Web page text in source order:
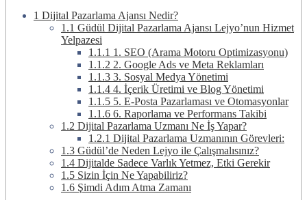
1 Dijital Pazarlama Ajansı Nedir?
1.1 Güdül Dijital Pazarlama Ajansı Lejyo’nun Hizmet
Yelpazesi
1.1.1 1. SEO (Arama Motoru Optimizasyonu)
1.1.2 2. Google Ads ve Meta Reklamları
1.1.3 3. Sosyal Medya Yönetimi
1.1.4 4. İçerik Üretimi ve Blog Yönetimi
1.1.5 5. E-Posta Pazarlaması ve Otomasyonlar
1.1.6 6. Raporlama ve Performans Takibi
1.2 Dijital Pazarlama Uzmanı Ne İş Yapar?
1.2.1 Dijital Pazarlama Uzmanının Görevleri:
1.3 Güdül’de Neden Lejyo ile Çalışmalısınız?
1.4 Dijitalde Sadece Varlık Yetmez, Etki Gerekir
1.5 Sizin İçin Ne Yapabiliriz?
1.6 Şimdi Adım Atma Zamanı